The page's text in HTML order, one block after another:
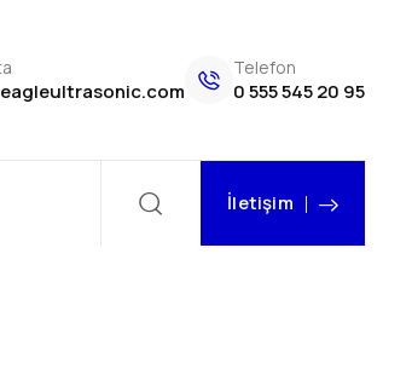
Telefon
0 555 545 20 95
İletişim